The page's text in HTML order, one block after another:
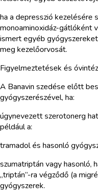
ha a depresszió kezelésére
monoaminoxidáz-
ismert egyéb
meg kezelőorvosát.
Figyelmeztetések és
A Banavin szedése előtt
gyógyszerészével, ha:
úgynevezett szerotonerg
például a:
tramadol és hasonló
szumatriptán vagy hasonló,
„triptán”-ra végződő (a
gyógyszerek.